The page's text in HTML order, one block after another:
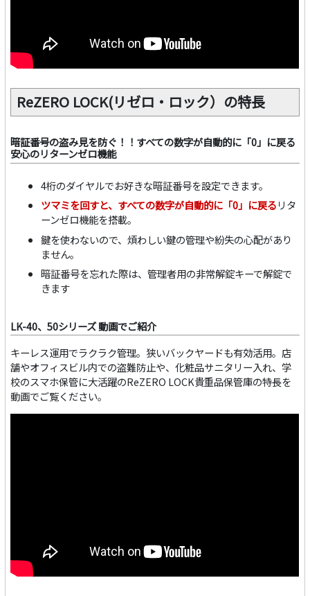
ReZERO LOCK(リゼロ・ロック）の特長
暗証番号の盗み見を防ぐ！！すべての数字が自動的に「0」に戻る
安心のリターンゼロ機能
4桁のダイヤルでお好きな暗証番号を設定できます。
ツマミを回すと、すべての数字が自動的に「0」に戻るリタ
ーンゼロ機能を搭載。
鍵を使わないので、煩わしい鍵の管理や紛失の心配があり
ません。
暗証番号を忘れた際は、管理者用の非常解錠キーで解錠で
きます
LK-40、50シリーズ 動画でご紹介
キーレス運用でラクラク管理。狭いバックヤードも有効活用。店
舗やオフィスビル内での盗難防止や、化粧品サニタリー入れ、学
校のスマホ保管に大活躍のReZERO LOCK貴重品保管庫の特長を
動画でご覧ください。